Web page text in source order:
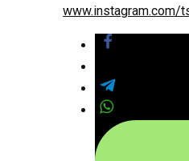
www.instagram.com/